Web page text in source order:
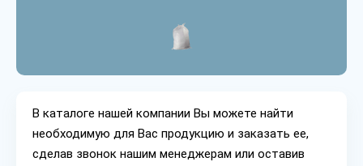
В каталоге нашей компании Вы можете найти
необходимую для Вас продукцию и заказать ее,
сделав звонок нашим менеджерам или оставив